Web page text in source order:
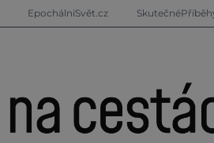
EpochálníSvět.cz